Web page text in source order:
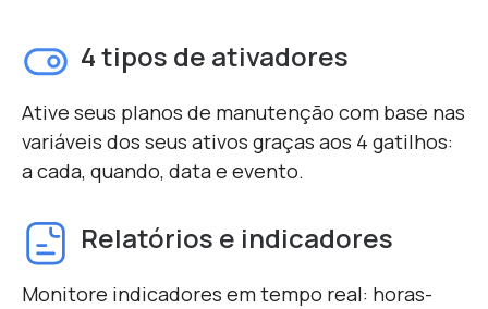
4 tipos de ativadores
Ative seus planos de manutenção com base nas
variáveis ​​dos seus ativos graças aos 4 gatilhos:
a cada, quando, data e evento.
Relatórios e indicadores
Monitore indicadores em tempo real: horas-